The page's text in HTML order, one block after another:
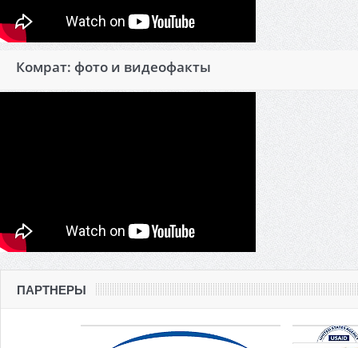
Комрат: фото и видеофакты
ПАРТНЕРЫ